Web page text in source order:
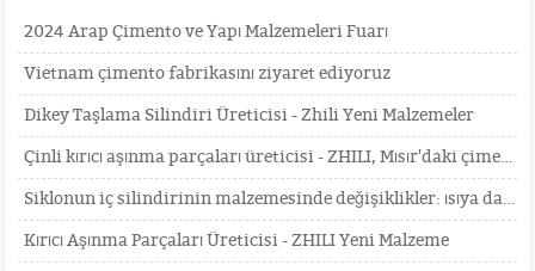
2024 Arap Çimento ve Yapı Malzemeleri Fuarı
Vietnam çimento fabrikasını ziyaret ediyoruz
Dikey Taşlama Silindiri Üreticisi - Zhili Yeni Malzemeler
Çinli kırıcı aşınma parçaları üreticisi - ZHILI, Mısır'daki çimento endüstrisi fuarına katıldı
Siklonun iç silindirinin malzemesinde değişiklikler: ısıya dayanıklı çelikten seramiğe
Kırıcı Aşınma Parçaları Üreticisi - ZHILI Yeni Malzeme